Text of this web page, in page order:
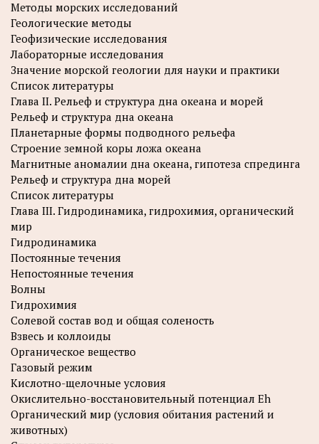
Методы морских исследований
Геологические методы
Геофизические исследования
Лабораторные исследования
Значение морской геологии для науки и практики
Список литературы
Глава II. Рельеф и структура дна океана и морей
Рельеф и структура дна океана
Планетарные формы подводного рельефа
Строение земной коры ложа океана
Магнитные аномалии дна океана, гипотеза спрединга
Рельеф и структура дна морей
Список литературы
Глава III. Гидродинамика, гидрохимия, органический
мир
Гидродинамика
Постоянные течения
Непостоянные течения
Волны
Гидрохимия
Солевой состав вод и общая соленость
Взвесь и коллоиды
Органическое вещество
Газовый режим
Кислотно-щелочные условия
Окислительно-восстановительный потенциал Eh
Органический мир (условия обитания растений и
животных)